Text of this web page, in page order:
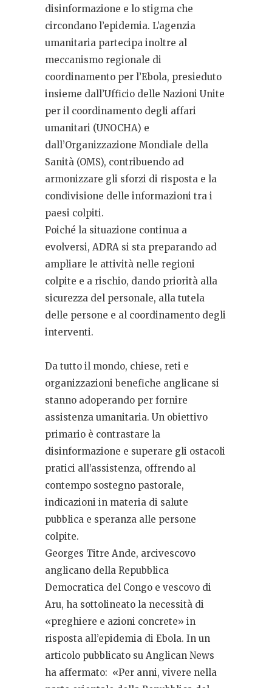
disinformazione e lo stigma che
circondano l’epidemia. L’agenzia
umanitaria partecipa inoltre al
meccanismo regionale di
coordinamento per l’Ebola, presieduto
insieme dall’Ufficio delle Nazioni Unite
per il coordinamento degli affari
umanitari (UNOCHA) e
dall’Organizzazione Mondiale della
Sanità (OMS), contribuendo ad
armonizzare gli sforzi di risposta e la
condivisione delle informazioni tra i
paesi colpiti.
Poiché la situazione continua a
evolversi, ADRA si sta preparando ad
ampliare le attività nelle regioni
colpite e a rischio, dando priorità alla
sicurezza del personale, alla tutela
delle persone e al coordinamento degli
interventi.
Da tutto il mondo, chiese, reti e
organizzazioni benefiche anglicane si
stanno adoperando per fornire
assistenza umanitaria. Un obiettivo
primario è contrastare la
disinformazione e superare gli ostacoli
pratici all’assistenza, offrendo al
contempo sostegno pastorale,
indicazioni in materia di salute
pubblica e speranza alle persone
colpite.
Georges Titre Ande, arcivescovo
anglicano della Repubblica
Democratica del Congo e vescovo di
Aru, ha sottolineato la necessità di
«preghiere e azioni concrete» in
risposta all’epidemia di Ebola. In un
articolo pubblicato su Anglican News
ha affermato: «Per anni, vivere nella